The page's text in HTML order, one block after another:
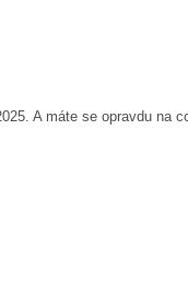
A máte se opravdu